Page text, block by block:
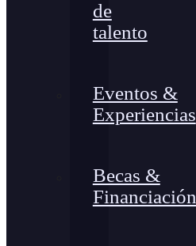
de
talento
Eventos &
Experiencias
Becas &
Financiación